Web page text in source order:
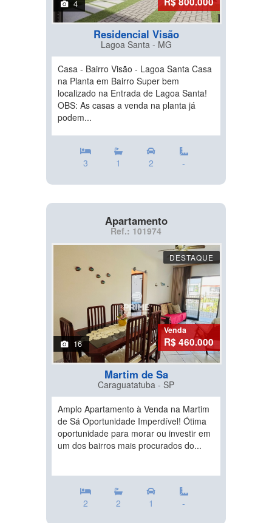
4
Residencial Visão
Lagoa Santa - MG
Casa - Bairro Visão - Lagoa Santa Casa
na Planta em Bairro Super bem
localizado na Entrada de Lagoa Santa!
OBS: As casas a venda na planta já
podem...
3 1 2 -
Apartamento
Ref.: 101974
DESTAQUE
16
Venda
R$ 460.000
Martim de Sa
Caraguatatuba - SP
Amplo Apartamento à Venda na Martim
de Sá Oportunidade Imperdível! Ótima
oportunidade para morar ou investir em
um dos bairros mais procurados do...
2 2 1 -